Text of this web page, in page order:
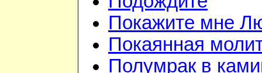
Покажите мне
Покаянная
Полумрак в